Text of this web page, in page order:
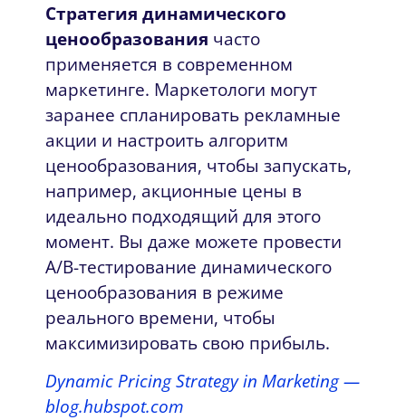
Стратегия динамического
ценообразования часто
применяется в современном
маркетинге. Маркетологи могут
заранее спланировать рекламные
акции и настроить алгоритм
ценообразования, чтобы запускать,
например, акционные цены в
идеально подходящий для этого
момент. Вы даже можете провести
A/B-тестирование динамического
ценообразования в режиме
реального времени, чтобы
максимизировать свою прибыль.
Dynamic Pricing Strategy in Marketing —
blog.hubspot.com